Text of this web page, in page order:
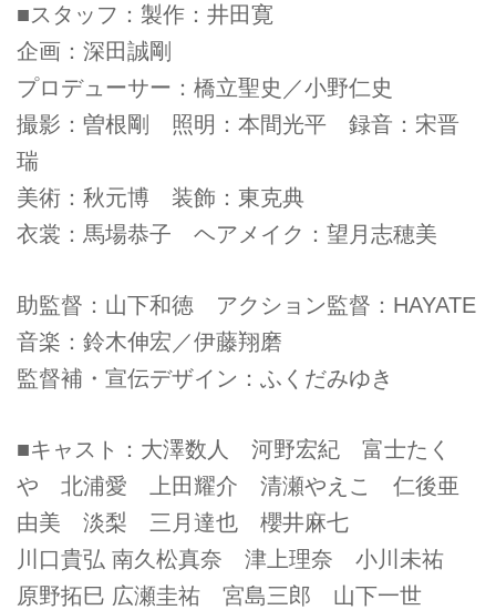
■スタッフ：製作：井田寛
企画：深田誠剛
プロデューサー：橋立聖史／小野仁史
撮影：曽根剛 照明：本間光平 録音：宋晋
瑞
美術：秋元博 装飾：東克典
衣裳：馬場恭子 ヘアメイク：望月志穂美
助監督：山下和徳 アクション監督：HAYATE
音楽：鈴木伸宏／伊藤翔磨
監督補・宣伝デザイン：ふくだみゆき
■キャスト：大澤数人 河野宏紀 富士たく
や 北浦愛 上田耀介 清瀬やえこ 仁後亜
由美 淡梨 三月達也 櫻井麻七
川口貴弘 南久松真奈 津上理奈 小川未祐
原野拓巳 広瀬圭祐 宮島三郎 山下一世